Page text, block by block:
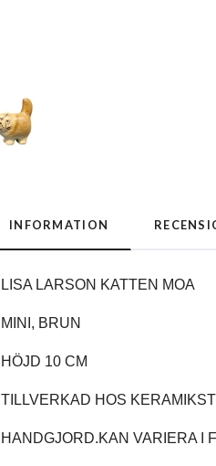
INFORMATION
LISA LARSON KATTEN MOA
MINI, BRUN
HÖJD 10 CM
TILLVERKAD HOS
HANDGJORD.KAN VARIERA I